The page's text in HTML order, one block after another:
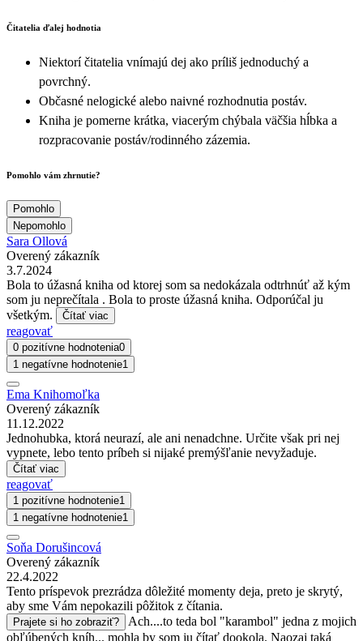
Čitatelia ďalej hodnotia
Niektorí čitatelia vnímajú dej ako príliš jednoduchý a
povrchný.
Občasné nelogické alebo naivné rozhodnutia postáv.
Kniha je pomerne krátka, viacerým chýbala väčšia hĺbka a
rozpracovanie postáv/rodinného zázemia.
Pomohlo vám zhrnutie?
Pomohlo
Nepomohlo
Sara Ollová
Overený zákazník
3.7.2024
Bola to úžasná kniha od ktorej som sa nedokázala odtrhnúť až kým
som ju neprečítala . Bola to proste úžasná kniha. Odporúčal ju
všetkým.
Čítať viac
reagovať
0 pozitívne hodnotenia0
1 negatívne hodnotenie1
Ema Knihomoľka
Overený zákazník
11.12.2022
Jednohubka, ktorá neurazí, ale ani nenadchne. Určite však pri nej
vypnete, lebo tento príbeh si nijaké premýšľanie nevyžaduje.
Čítať viac
reagovať
1 pozitívne hodnotenie1
1 negatívne hodnotenie1
Soňa Dorušincová
Overený zákazník
22.4.2022
Tento príspevok prezrádza dôležité momenty deja, preto je skrytý,
aby sme Vám nepokazili pôžitok z čítania.
Prajete si ho zobraziť?
Ach....to teda bol "karambol" jedna z mojich
obľúbených kníh... mohla by som ju čítať dookola. Naozaj taká